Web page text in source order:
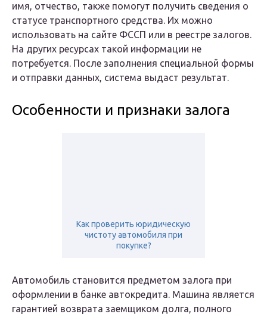
имя, отчество, также помогут получить сведения о
статусе транспортного средства. Их можно
использовать на сайте ФССП или в реестре залогов.
На других ресурсах такой информации не
потребуется. После заполнения специальной формы
и отправки данных, система выдаст результат.
Особенности и признаки залога
Как проверить юридическую
чистоту автомобиля при
покупке?
Автомобиль становится предметом залога при
оформлении в банке автокредита. Машина является
гарантией возврата заемщиком долга, полного